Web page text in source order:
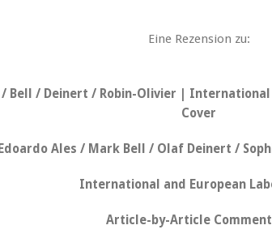
Eine Rezension zu:
Edoardo Ales / Mark Bell / Olaf Deinert /
International and European
Article-by-Article